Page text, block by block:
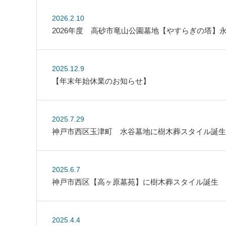
2026.2.10
2026年度 高砂市竜山公園墓地【やすらぎの塔】
2025.12.9
【年末年始休業のお知らせ】
2025.7.29
神戸市西区玉津町 水谷墓地に樹木葬スタイル誕
2025.6.7
神戸市西区【高ヶ原墓苑】に樹木葬スタイル誕生
2025.4.4